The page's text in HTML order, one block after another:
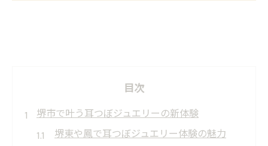
目次
堺市で叶う耳つぼジュエリーの新体験
堺東や鳳で耳つぼジュエリー体験の魅力